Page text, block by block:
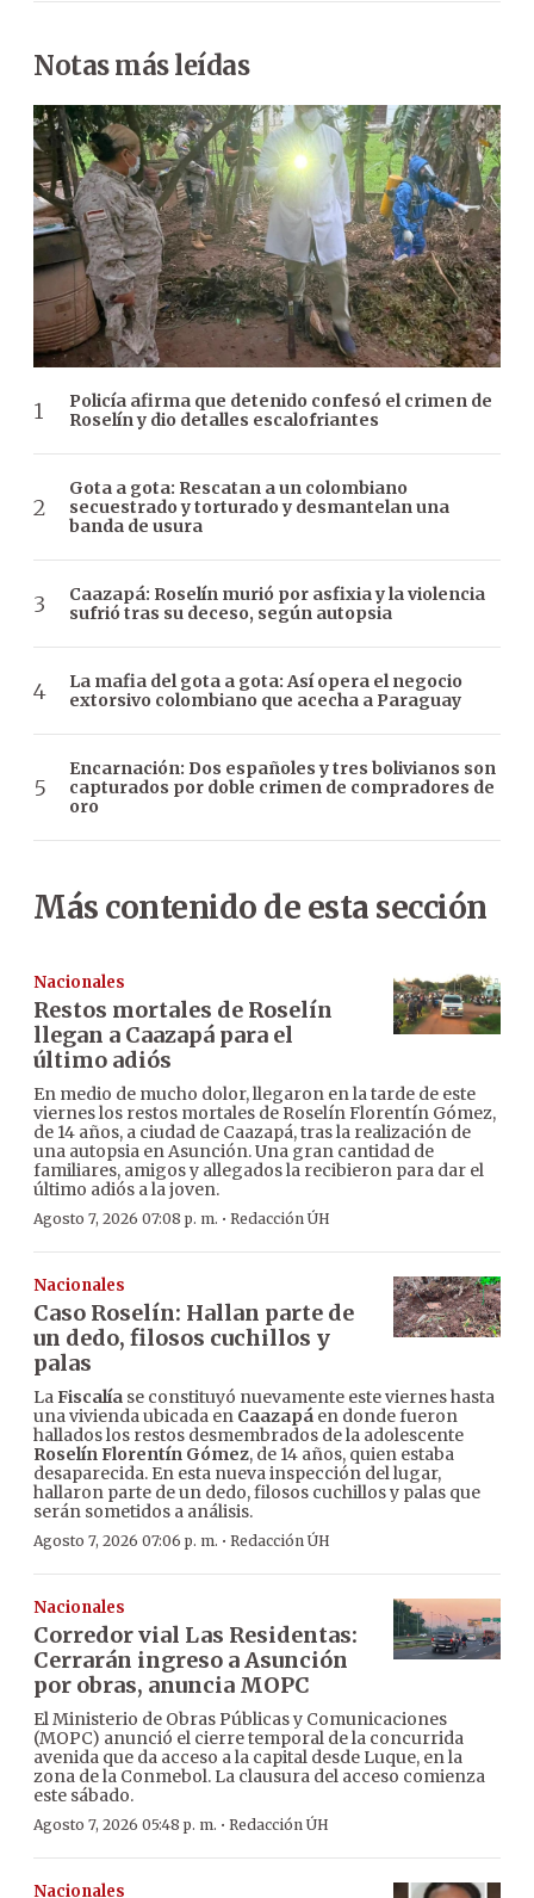
Notas más leídas
Policía afirma que detenido confesó el crimen de
Roselín y dio detalles escalofriantes
Gota a gota: Rescatan a un colombiano
secuestrado y torturado y desmantelan una
banda de usura
Caazapá: Roselín murió por asfixia y la violencia
sufrió tras su deceso, según autopsia
La mafia del gota a gota: Así opera el negocio
extorsivo colombiano que acecha a Paraguay
Encarnación: Dos españoles y tres bolivianos son
capturados por doble crimen de compradores de
oro
Más contenido de esta sección
Nacionales
Restos mortales de Roselín
llegan a Caazapá para el
último adiós
En medio de mucho dolor, llegaron en la tarde de este
viernes los restos mortales de Roselín Florentín Gómez,
de 14 años, a ciudad de Caazapá, tras la realización de
una autopsia en Asunción. Una gran cantidad de
familiares, amigos y allegados la recibieron para dar el
último adiós a la joven.
Agosto 7, 2026 07:08 p. m. · Redacción ÚH
Nacionales
Caso Roselín: Hallan parte de
un dedo, filosos cuchillos y
palas
LaFiscalía se constituyó nuevamente este viernes hasta
una vivienda ubicada en Caazapá en donde fueron
hallados los restos desmembrados de la adolescente
Roselín Florentín Gómez, de 14 años, quien estaba
desaparecida. En esta nueva inspección del lugar,
hallaron parte de un dedo, filosos cuchillos y palas que
serán sometidos a análisis.
Agosto 7, 2026 07:06 p. m. · Redacción ÚH
Nacionales
Corredor vial Las Residentas:
Cerrarán ingreso a Asunción
por obras, anuncia MOPC
El Ministerio de Obras Públicas y Comunicaciones
(MOPC) anunció el cierre temporal de la concurrida
avenida que da acceso a la capital desde Luque, en la
zona de la Conmebol. La clausura del acceso comienza
este sábado.
Agosto 7, 2026 05:48 p. m. · Redacción ÚH
Nacionales